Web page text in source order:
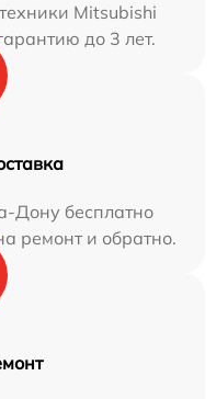
Mitsubishi
до 3 лет.
Дону бесплатно
ремонт и обратно.